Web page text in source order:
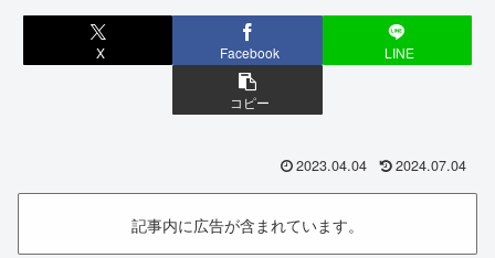
X Facebook LINE
コピー
2023.04.04 2024.07.04
記事内に広告が含まれています。